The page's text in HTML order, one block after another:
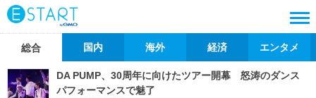
総合 国内 海外 経済 エンタメ
DA PUMP、30周年に向けたツアー開幕 怒涛のダンス
パフォーマンスで魅了